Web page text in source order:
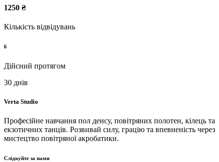
1250 ₴
Кількість відвідувань
6
Дійсний протягом
30 днів
Verta Studio
Професійне навчання пол денсу, повітряних полотен, кілець та
екзотичних танців. Розвивай силу, грацію та впевненість через
мистецтво повітряної акробатики.
Слідкуйте за нами